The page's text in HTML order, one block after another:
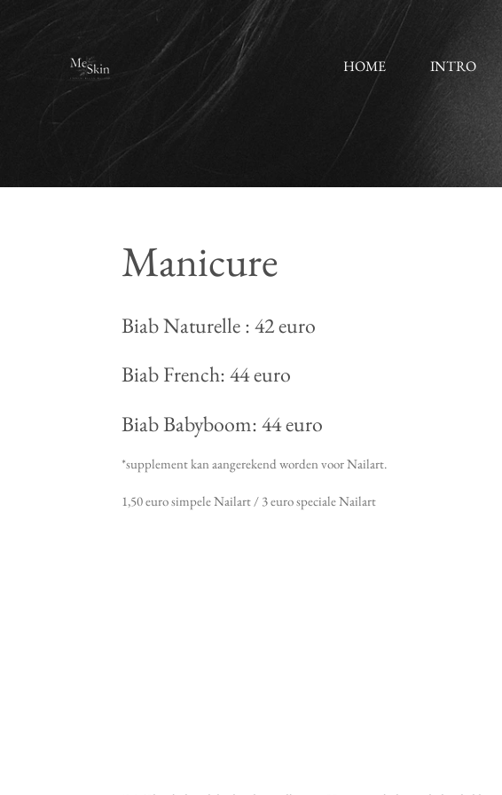
HOME INTRO
Manicure
Biab Naturelle : 42 euro
Biab French: 44 euro
Biab Babyboom: 44 euro
*supplement kan aangerekend worden voor Nailart.
1,50 euro simpele Nailart / 3 euro speciale Nailart